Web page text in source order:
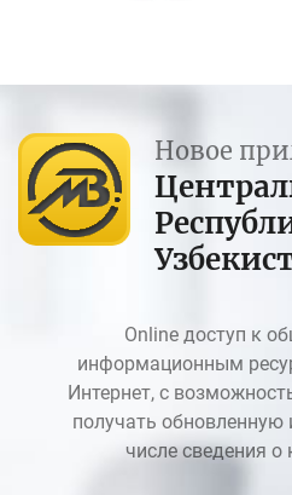
Новое
Online доступ к
информационным
Интернет, с
получать
числе сведения о